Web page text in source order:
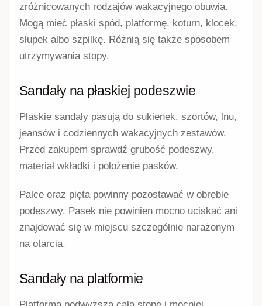
zróżnicowanych rodzajów wakacyjnego obuwia.
Mogą mieć płaski spód, platformę, koturn, klocek,
słupek albo szpilkę. Różnią się także sposobem
utrzymywania stopy.
Sandały na płaskiej podeszwie
Płaskie sandały pasują do sukienek, szortów, lnu,
jeansów i codziennych wakacyjnych zestawów.
Przed zakupem sprawdź grubość podeszwy,
materiał wkładki i położenie pasków.
Palce oraz pięta powinny pozostawać w obrębie
podeszwy. Pasek nie powinien mocno uciskać ani
znajdować się w miejscu szczególnie narażonym
na otarcia.
Sandały na platformie